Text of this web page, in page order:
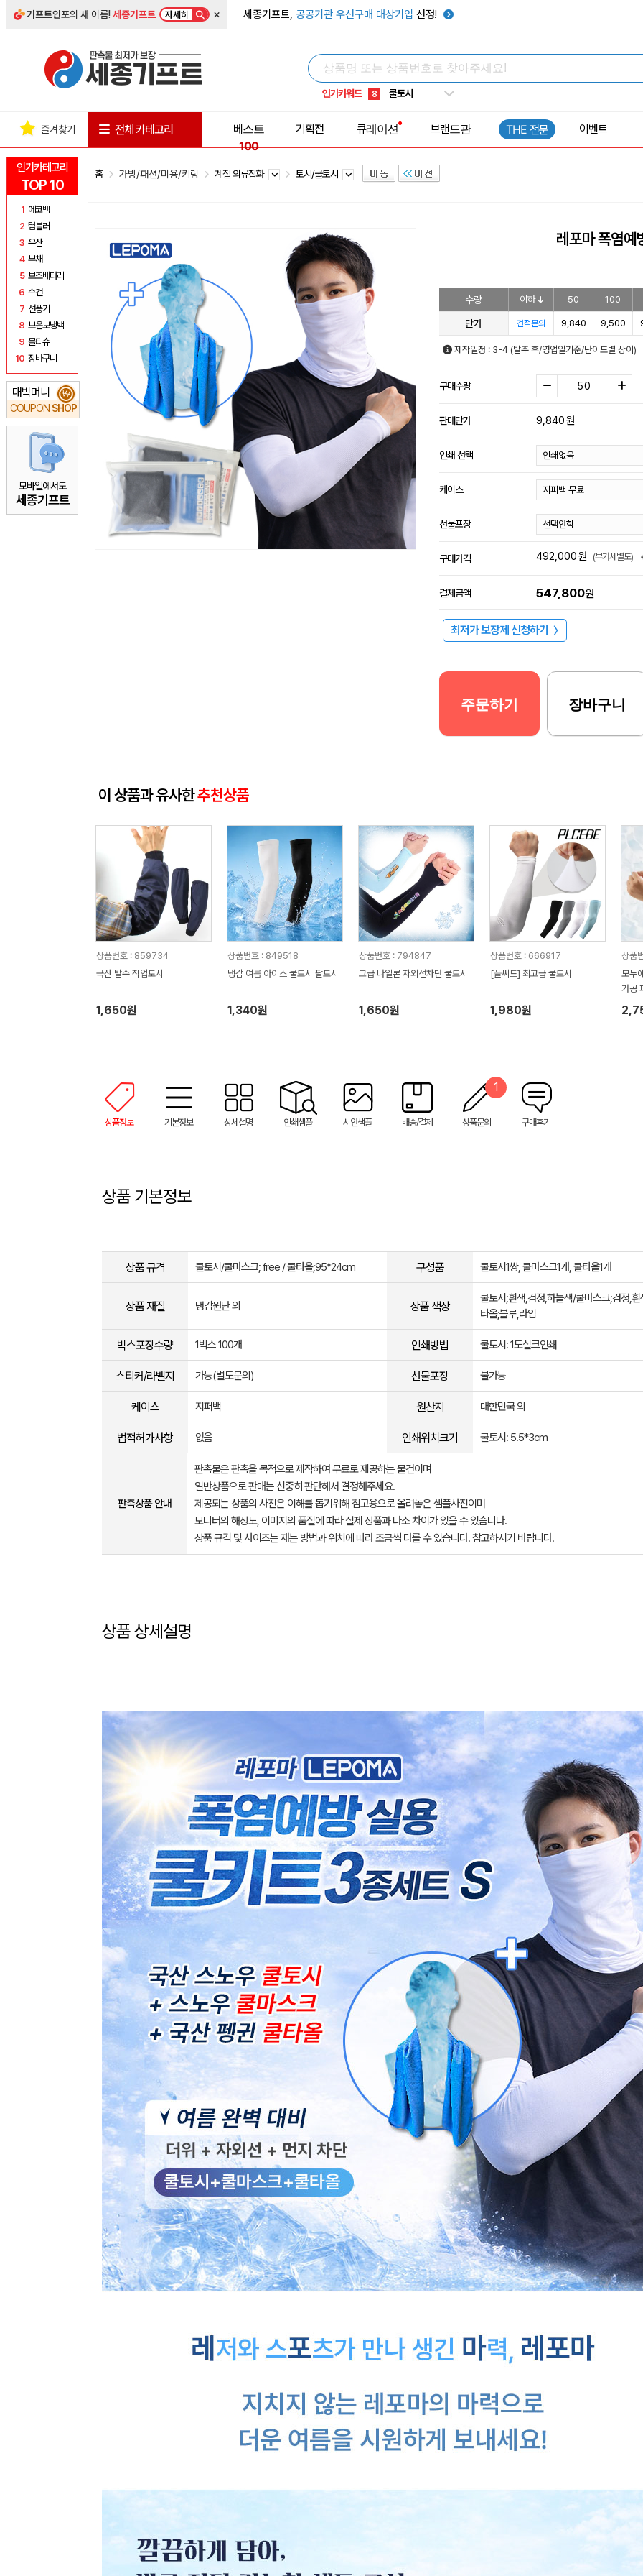
기프트인포의 새 이름!세종기프트 자세히 × 세종기프트, 공공기관 우선구매 대상기업 선정!
인기키워드
5 키캡
8 쿨토시
9 넥쿨러
1 선풍기
인기카테고리
TOP 10
1 에코백
2 텀블러
3 우산
4 부채
5 보조배터리
6 수건
7 선풍기
8 보온보냉백
9 물티슈
10 장바구니
대박머니
COUPON SHOP
₩
모바일에서도
세종기프트
즐겨찾기 전체 카테고리
베스트
100
기획전 큐레이션 브랜드관 THE 전문 이벤트
홈 가방/패션/미용/키링 계절 의류잡화 토시/쿨토시
레포마 폭염예
수량 이하 50 100
단가 견적문의 9,840 9,500
제작일정 : 3-4 (발주 후/영업일기준/난이도별 상이)
구매수량
판매단가 9,840원
인쇄 선택
케이스
선물포장
구매가격 492,000원 (부가세별도)
결제금액 547,800원
최저가 보장제 신청하기 〉
주문하기 장바구니
이 상품과 유사한추천상품
상품번호 : 859734
국산 발수 작업토시
1,650원
상품번호 : 849518
냉감 여름 아이스 쿨토시 팔토시
1,340원
상품번호 : 794847
고급 나일론 자외선차단 쿨토시
1,650원
상품번호 : 666917
[플씨드] 최고급 쿨토시
1,980원
상품
모두
가공
상품정보 기본정보 상세설명 인쇄샘플 시안샘플 배송/결제 상품문의
1
구매후기
상품 기본정보
상품 규격 쿨토시/쿨마스크; free / 쿨타올;95*24cm 구성품 쿨토시1쌍, 쿨마스크1개, 쿨타올1개
상품 재질 냉감원단 외 상품 색상
쿨토시;흰색,검정,하늘색/쿨마스크;검정,흰
타올;블루,라임
박스포장수량 1박스 100개 인쇄방법 쿨토시: 1도실크인쇄
스티커/라벨지 가능(별도문의) 선물포장 불가능
케이스 지퍼백 원산지 대한민국 외
법적허가사항 없음 인쇄위치크기 쿨토시: 5.5*3cm
판촉상품 안내
판촉물은 판촉을 목적으로 제작하여 무료로 제공하는 물건이며
일반상품으로 판매는 신중히 판단해서 결정해주세요.
제공되는 상품의 사진은 이해를 돕기위해 참고용으로 올려놓은 샘플사진이며
모니터의 해상도, 이미지의 품질에 따라 실제 상품과 다소 차이가 있을 수 있습니다.
상품 규격 및 사이즈는 재는 방법과 위치에 따라 조금씩 다를 수 있습니다. 참고하시기 바랍니다.
상품 상세설명